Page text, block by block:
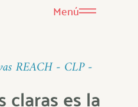
Menú
REACH - CLP -
claras es la